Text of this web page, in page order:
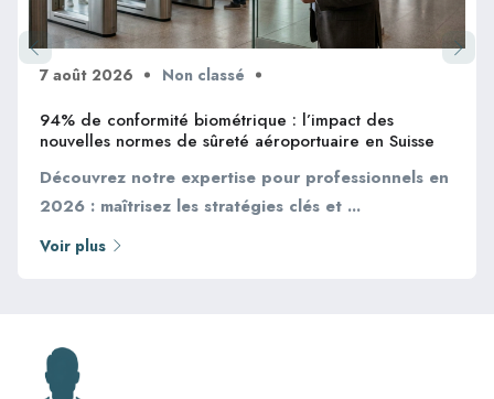
7 août 2026 Non classé
94% de conformité biométrique : l’impact des
nouvelles normes de sûreté aéroportuaire en Suisse
Découvrez notre expertise pour professionnels en
2026 : maîtrisez les stratégies clés et ...
Voir plus